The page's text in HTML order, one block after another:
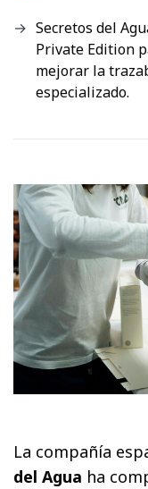
Secretos del
Private Edition
mejorar la
especializado.
La compañía
del Agua ha